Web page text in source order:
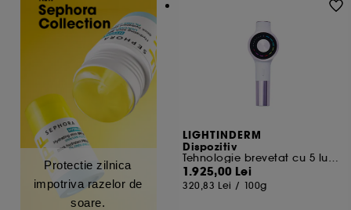
Protectie zilnica
impotriva razelor de
soare.
LIGHTINDERM
Dispozitiv
Tehnologie brevetat cu 5 lumini LED pentru regenerarea pielii
1.925,00 Lei
320,83 Lei / 100g